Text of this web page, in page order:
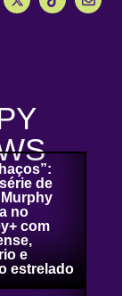
de
no
com
e
estrelado